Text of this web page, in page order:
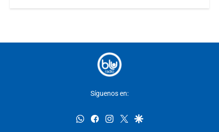
Síguenos en:
whatsappfacebookinstagram
twittergoogle